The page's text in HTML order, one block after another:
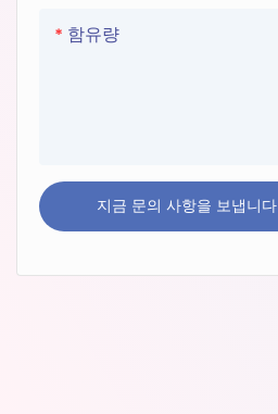
함유량
지금 문의 사항을 보냅니다